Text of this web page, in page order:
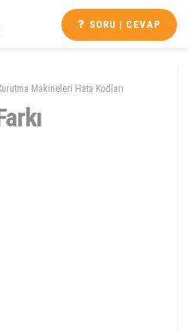
SORU | CEVAP
Makineleri Hata Kodları